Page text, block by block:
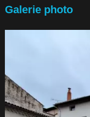
Galerie photo